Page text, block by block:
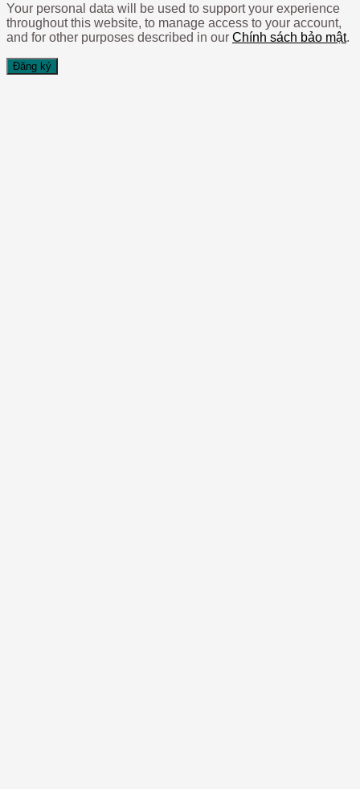
Your personal data will be used to support your experience
throughout this website, to manage access to your account,
and for other purposes described in our Chính sách bảo mật.
Đăng ký